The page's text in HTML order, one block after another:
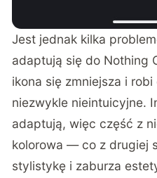
Jest jednak kilka
adaptują się do Nothing
ikona się zmniejsza i
niezwykle nieintuicyjne.
adaptują, więc część z
kolorowa — co z drugiej
stylistykę i zaburza